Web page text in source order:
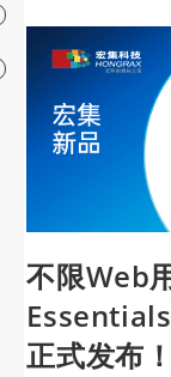
不限Web
正式发布！